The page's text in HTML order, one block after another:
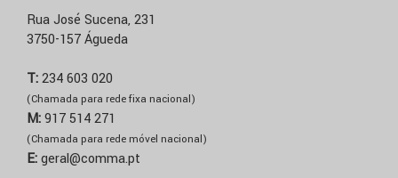
Rua José Sucena, 231
3750-157 Águeda
T:234 603 020
(Chamada para rede fixa nacional)
M:917 514 271
(Chamada para rede móvel nacional)
E:geral@comma.pt